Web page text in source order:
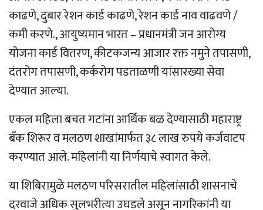
काढणे, दुबार रेशन कार्ड काढणे, रेशन कार्ड नाव वाढवणे /
कमी करणे., आयुष्यमान भारत – प्रधानमंत्री जन आरोग्य
योजना कार्ड वितरण, कीटकजन्य आजार रक्त नमुने तपासणी,
दंतरोग तपासणी, कर्करोग पडताळणी यांसारख्या सेवा
देण्यात आल्या.
एकल महिला बचत गटांना आर्थिक बळ देण्यासाठी महाराष्ट्र
बँक शिरूर व मलठण शाखांमार्फत ३८ लाख रुपये कर्जवाटप
करण्यात आले. महिलांनी या निर्णयाचे स्वागत केले.
या शिबिरामुळे मलठण परिसरातील महिलांसाठी शासनाचे
दरवाजे अधिक सुलभरीत्या उघडले असून नागरिकांनी या